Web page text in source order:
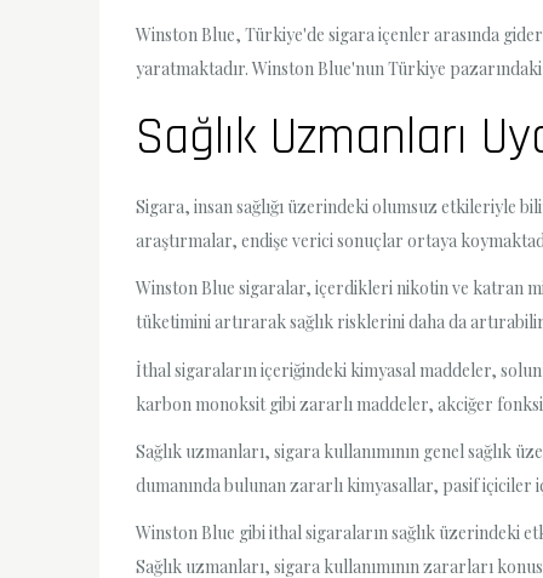
Winston Blue, Türkiye'de sigara içenler arasında
yaratmaktadır. Winston Blue'nun Türkiye
Sağlık Uzmanları
Sigara, insan sağlığı üzerindeki olumsuz etkileriyle
araştırmalar, endişe verici sonuçlar ortaya
Winston Blue sigaralar, içerdikleri nikotin ve katran
tüketimini artırarak sağlık risklerini daha da
İthal sigaraların içeriğindeki kimyasal maddeler,
karbon monoksit gibi zararlı maddeler, akciğer
Sağlık uzmanları, sigara kullanımının genel
dumanında bulunan zararlı kimyasallar, pasif
Winston Blue gibi ithal sigaraların sağlık üzerindeki
Sağlık uzmanları, sigara kullanımının zararları